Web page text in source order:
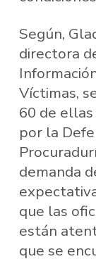
Según,
directora
Víctimas,
60 de
por la
demanda
que las
están
que se